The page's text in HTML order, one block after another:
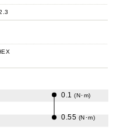
0.1 (N･m)
0.55 (N･m)